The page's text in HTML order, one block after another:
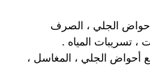
الجلي ، الصرف
، تسريبات المياه .
أحواض الجلي ، المغاسل ،